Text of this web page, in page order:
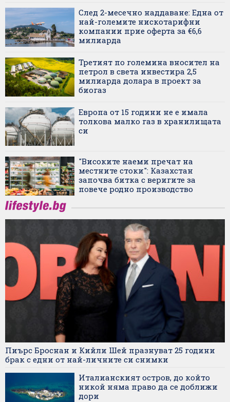
След 2-месечно наддаване: Една от
най-големите нискотарифни
компании прие оферта за €6,6
милиарда
Третият по големина вносител на
петрол в света инвестира 2,5
милиарда долара в проект за
биогаз
Европа от 15 години не е имала
толкова малко газ в хранилищата
си
"Високите наеми пречат на
местните стоки": Казахстан
започва битка с веригите за
повече родно производство
Пиърс Броснан и Кийли Шей празнуват 25 години
брак с едни от най-личните си снимки
Италианският остров, до който
никой няма право да се доближи
дори